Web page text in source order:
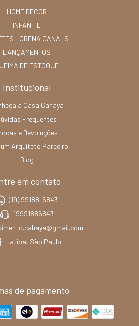
HOME DECOR
INFANTIL
LORENA CANALS
LANÇAMENTOS
DE ESTOQUE
Institucional
a Casa Cahaya
Frequentes
e Devoluções
um Arquiteto Parceiro
Blog
em contato
(19) 99188-6843
19991886843
Itatiba, São Paulo
de pagamento